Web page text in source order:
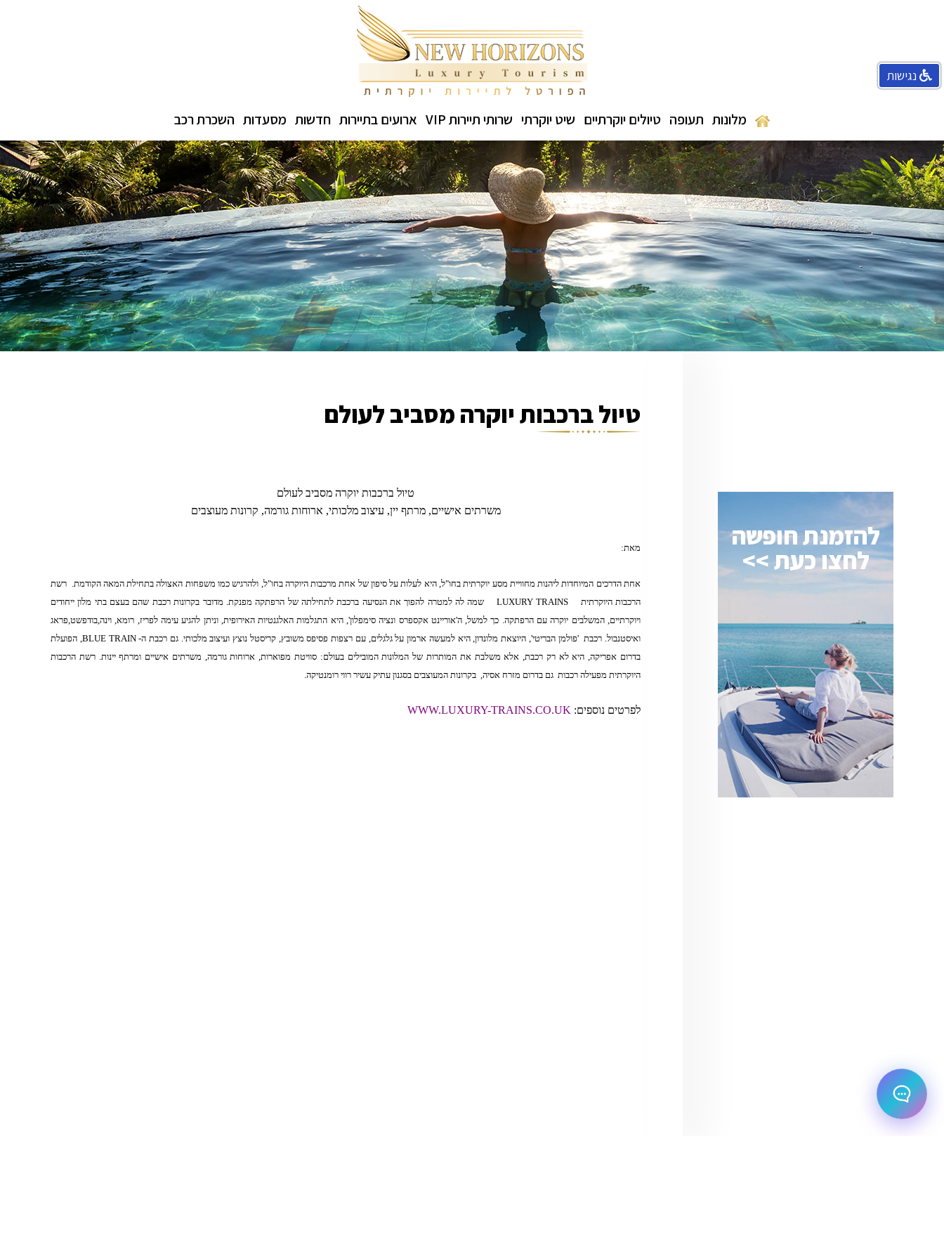
מלונות תעופה טיולים יוקרתיים שיט יוקרתי שרותי תיירות VIP ארועים בתיירות חדשות מסעדות השכרת רכב
טיול ברכבות יוקרה מסביב לעולם
טיול ברכבות יוקרה מסביב לעולם
משרתים אישיים, מרתף יין, עיצוב מלכותי, ארוחות גורמה, קרונות מעוצבים
מאת:
אחת הדרכים המיוחדות ליהנות מחוויית מסע יוקרתית בחו"ל, היא לעלות על סיפון של אחת מרכבות היוקרה בחו"ל, ולהרגיש כמו משפחות האצולה בתחילת המאה הקודמת. רשת
הרכבות היוקרתית
LUXURY TRAINS
שמה לה למטרה להפוך את הנסיעה ברכבת לתחילתה של הרפתקה מפנקת. מדובר בקרונות רכבת שהם בעצם בתי מלון ייחודים
ויוקרתיים, המשלבים יוקרה עם הרפתקה. כך למשל, ה'אוריינט אקספרס ונציה סימפלון', היא התגלמות האלגנטיות האירופית, וניתן להגיע עימה לפריז, רומא, וינה,בודפשט,פראג
ואיסטנבול. רכבת 'פולמן הבריטי', היוצאת מלונדון, היא למעשה ארמון על גלגלים, עם רצפות פסיפס משובץ, קריסטל נוצץ ועיצוב מלכותי. גם רכבת ה-BLUE TRAIN, הפועלת
בדרום אפריקה, היא לא רק רכבת, אלא משלבת את המותרות של המלונות המובילים בעולם: סוויטת מפוארות, ארוחות גורמה, משרתים אישיים ומרתף יינות. רשת הרכבות
היוקרתית מפעילה רכבות גם בדרום מזרח אסיה, בקרונות המעוצבים בסגנון עתיק עשיר רווי רומנטיקה.
לפרטים נוספים: WWW.LUXURY-TRAINS.CO.UK
להזמנת חופשה
לחצו כעת >>
AI Assistant
מחובר
איך אפשר לעזור?
נגישות